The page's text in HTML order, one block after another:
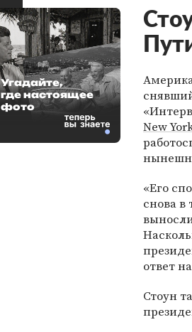
New
«Его
снова в
ответ
Стоун
Угадайте,
где настоящее
фото